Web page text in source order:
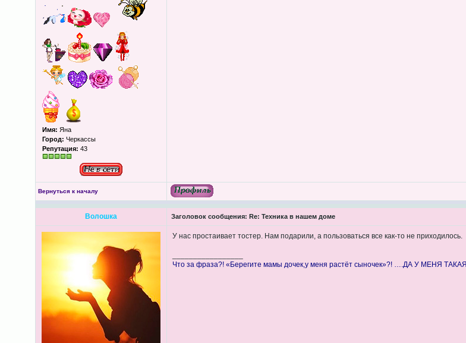
Имя: Яна
Город: Черкассы
Репутация: 43
Вернуться к началу
Волошка Заголовок сообщения: Re: Техника в нашем доме
У нас простаивает тостер. Нам подарили, а пользоваться все как-то не приходилось.
Что за фраза?! «Берегите мамы дочек,у меня растёт сыночек»?! ….ДА У МЕНЯ